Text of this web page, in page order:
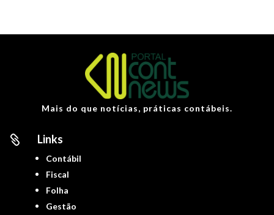
Mais do que notícias, práticas contábeis.
 Links
Contábil
Fiscal
Folha
Gestão